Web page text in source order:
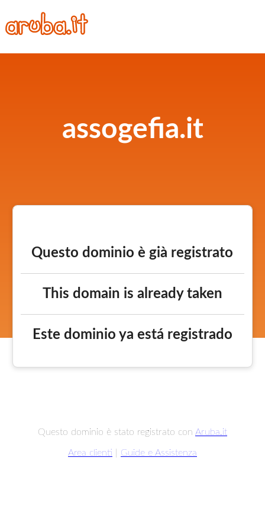
assogefia.it
Questo dominio è già registrato
This domain is already taken
Este dominio ya está registrado
Questo dominio è stato registrato con Aruba.it
Area clienti Guide e Assistenza